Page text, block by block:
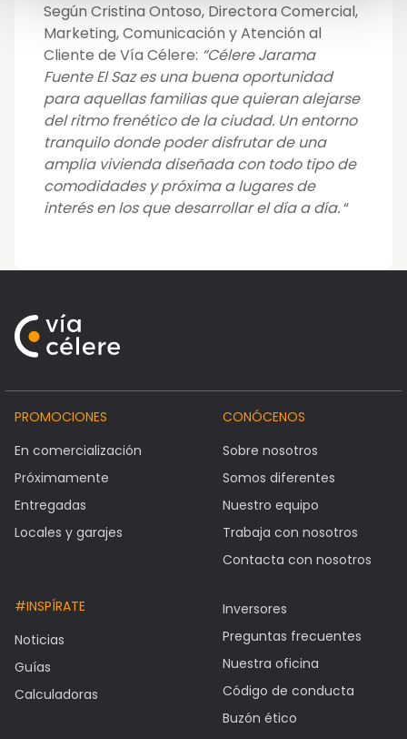
Según Cristina Ontoso, Directora Comercial,
Marketing, Comunicación y Atención al
Cliente de Vía Célere: “Célere Jarama
Fuente El Saz es una buena oportunidad
para aquellas familias que quieran alejarse
del ritmo frenético de la ciudad. Un entorno
tranquilo donde poder disfrutar de una
amplia vivienda diseñada con todo tipo de
comodidades y próxima a lugares de
interés en los que desarrollar el día a día.“
PROMOCIONES
En comercialización
Próximamente
Entregadas
Locales y garajes
CONÓCENOS
Sobre nosotros
Somos diferentes
Nuestro equipo
Trabaja con nosotros
Contacta con nosotros
#INSPÍRATE
Noticias
Guías
Calculadoras
Inversores
Preguntas frecuentes
Nuestra oficina
Código de conducta
Buzón ético